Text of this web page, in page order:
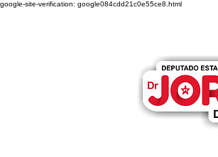
google-site-verification: google084cdd21c0e55ce8.html